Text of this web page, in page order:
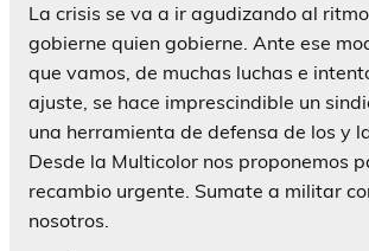
La crisis se va a ir agudizando al
gobierne quien gobierne. Ante ese
que vamos, de muchas luchas e
ajuste, se hace imprescindible un
una herramienta de defensa de los y
Desde la Multicolor nos proponemos
recambio urgente. Sumate a militar
nosotros.